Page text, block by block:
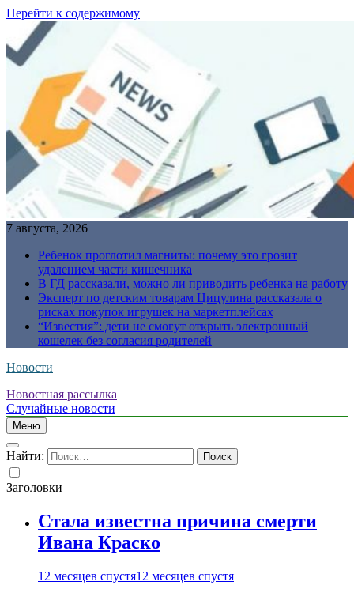
Перейти к содержимому
7 августа, 2026
Ребенок проглотил магниты: почему это грозит
удалением части кишечника
В ГД рассказали, можно ли приводить ребенка на работу
Эксперт по детским товарам Цицулина рассказала о
рисках покупок игрушек на маркетплейсах
“Известия”: дети не смогут открыть электронный
кошелек без согласия родителей
Новости
Новостная рассылка
Случайные новости
Меню
Найти:
Заголовки
Стала известна причина смерти
Ивана Краско
12 месяцев спустя12 месяцев спустя